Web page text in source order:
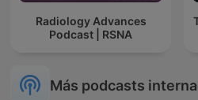
Radiology Advances
Podcast | RSNA
Más podcasts